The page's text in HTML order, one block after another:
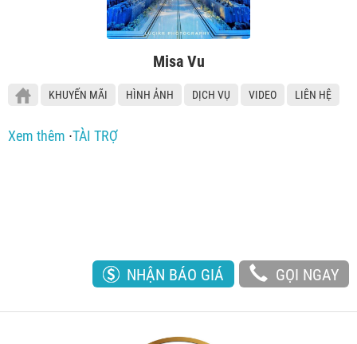
Misa Vu
KHUYẾN MÃI HÌNH ẢNH DỊCH VỤ VIDEO LIÊN HỆ
Xem thêm ∙TÀI TRỢ
NHẬN BÁO GIÁ GỌI NGAY